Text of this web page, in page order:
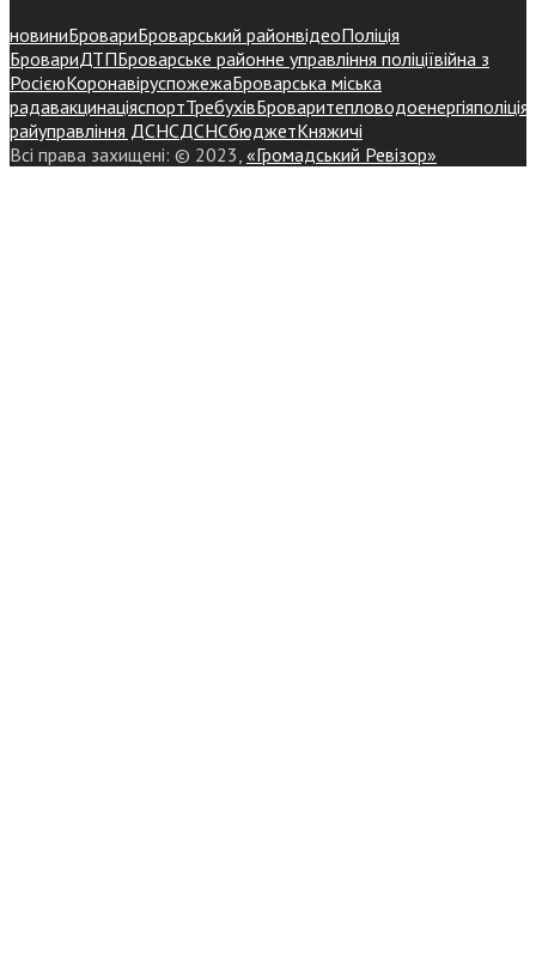
новиниБровариБроварський районвідеоПоліція
БровариДТПБроварське районне управління поліціївійна з
РосієюКоронавіруспожежаБроварська міська
радавакцинаціяспортТребухівБроваритепловодоенергіяполіція
райуправління ДСНСДСНСбюджетКняжичі
Всі права захищені: © 2023, «Громадський Ревізор»